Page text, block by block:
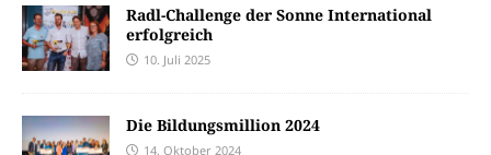
Radl-Challenge der Sonne International
erfolgreich
10. Juli 2025
Die Bildungsmillion 2024
14. Oktober 2024